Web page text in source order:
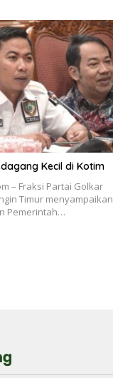
Kecil di Kotim
– Fraksi Partai Golkar
Timur menyampaikan
Pemerintah…